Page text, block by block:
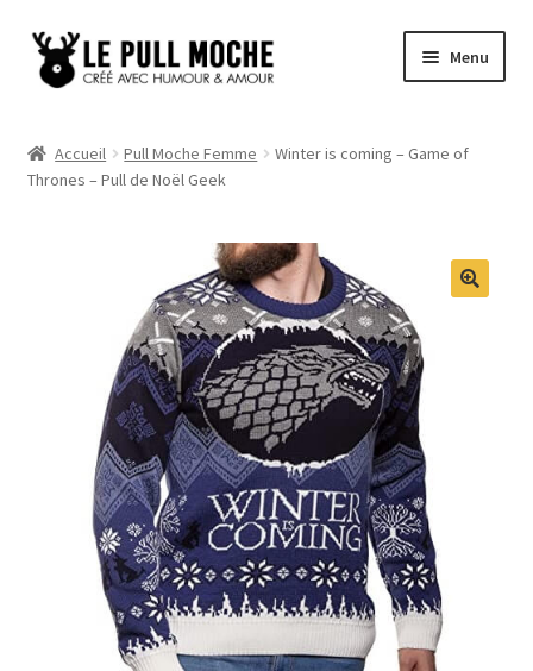
Aller
Aller
au
Menu
Pull Noël Femme
Pull Noël Promo
Accueil Pull Moche Femme
Winter is coming – Game of
Thrones – Pull de Noël Geek